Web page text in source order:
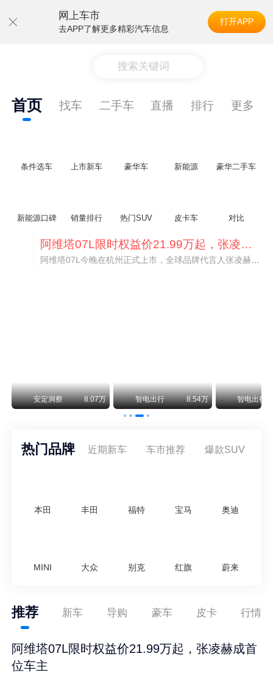
网上车市
去APP了解更多精彩汽车信息
打开APP
搜索关键词
首页 找车 二手车 直播 排行 更多
条件选车 上市新车 豪华车 新能源 豪华二手车
新能源口碑 销量排行 热门SUV 皮卡车 对比
阿维塔07L限时权益价21.99万起，张凌赫成首位车主
阿维塔07L今晚在杭州正式上市，全球品牌代言人张凌赫现场提车，成为这台车的第一位主人。三个版本：Elite纯电版22.99万，Max+后驱纯电版24.99万，Ultra三电机四驱版27.99万。
安定洞察 8.07万 智电出行 8.54万 智电出行
热门品牌 近期新车 车市推荐 爆款SUV
本田 丰田 福特 宝马 奥迪
MINI 大众 别克 红旗 蔚来
推荐 新车 导购 豪车 皮卡 行情
阿维塔07L限时权益价21.99万起，张凌赫成首
位车主